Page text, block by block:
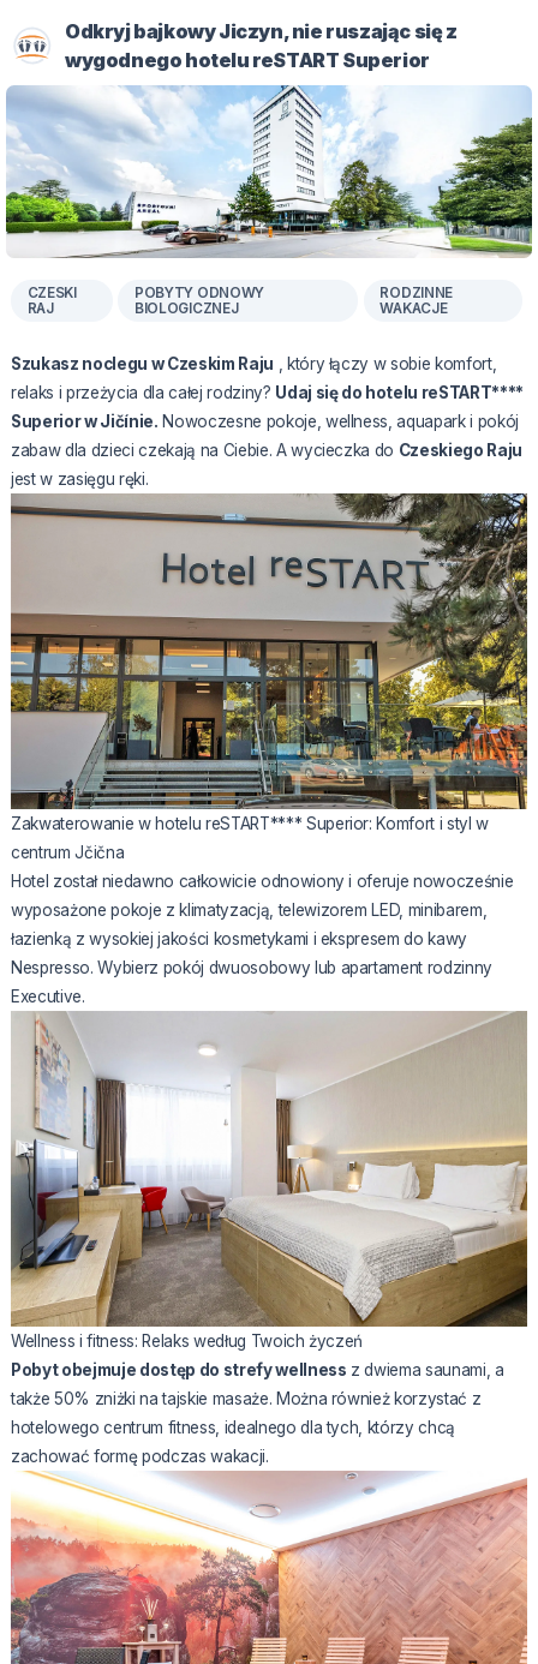
Odkryj bajkowy Jiczyn, nie ruszając się z
wygodnego hotelu reSTART Superior
CZESKI
RAJ
POBYTY ODNOWY
BIOLOGICZNEJ
RODZINNE
WAKACJE
Szukasz noclegu w Czeskim Raju , który łączy w sobie komfort,
relaks i przeżycia dla całej rodziny? Udaj się do hotelu reSTART****
Superior w Jičínie. Nowoczesne pokoje, wellness, aquapark i pokój
zabaw dla dzieci czekają na Ciebie. A wycieczka do Czeskiego Raju
jest w zasięgu ręki.
Zakwaterowanie w hotelu reSTART**** Superior: Komfort i styl w
centrum Jčična
Hotel został niedawno całkowicie odnowiony i oferuje nowocześnie
wyposażone pokoje z klimatyzacją, telewizorem LED, minibarem,
łazienką z wysokiej jakości kosmetykami i ekspresem do kawy
Nespresso. Wybierz pokój dwuosobowy lub apartament rodzinny
Executive.
Wellness i fitness: Relaks według Twoich życzeń
Pobyt obejmuje dostęp do strefy wellness z dwiema saunami, a
także 50% zniżki na tajskie masaże. Można również korzystać z
hotelowego centrum fitness, idealnego dla tych, którzy chcą
zachować formę podczas wakacji.